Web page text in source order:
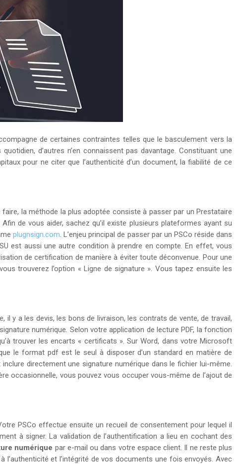
de certaines contraintes telles que le basculement vers la
d’autres n’en connaissent pas davantage. Constituant une
pour ne citer que l’authenticité d’un document, la fiabilité de ce
la méthode la plus adoptée consiste à passer par un Prestataire
de vous aider, sachez qu’il existe plusieurs plateformes ayant su
plugnsign.com. L’enjeu principal de passer par un PSCo réside dans
est aussi une autre condition à prendre en compte. En effet, vous
de certification de manière à éviter toute déconvenue. Pour une
trouverez l’option « Ligne de signature ». Vous tapez ensuite les
y a les devis, les bons de livraison, les contrats de vente, de travail,
numérique. Selon votre application de lecture PDF, la fonction
trouver les encarts « certificats ». Sur Word, dans votre Microsoft
le format pdf est le seul à disposer d’un standard en matière de
directement une signature numérique dans le fichier lui-même.
occasionnelle, vous pouvez vous occuper vous-même de l’ajout de
PSCo effectue ensuite un recueil de consentement pour lequel il
à signer. La validation de l’authentification a lieu en cochant des
numérique par e-mail ou dans votre espace client. Il ne reste plus
l’authenticité et l’intégrité de vos documents une fois envoyés. Avec